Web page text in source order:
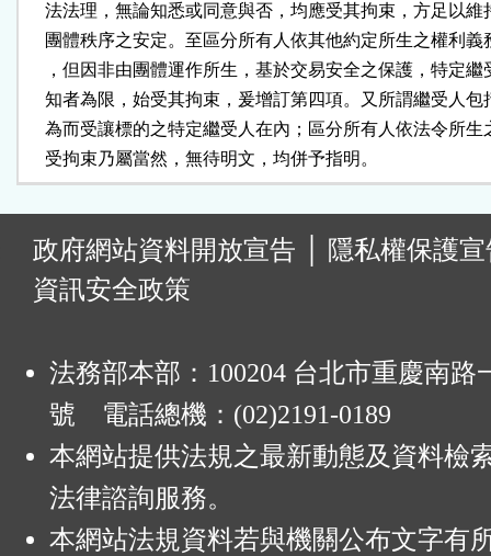
法法理，無論知悉或同意與否，均應受其拘束，方足以
團體秩序之安定。至區分所有人依其他約定所生之權利
，但因非由團體運作所生，基於交易安全之保護，特定
知者為限，始受其拘束，爰增訂第四項。又所謂繼受人
為而受讓標的之特定繼受人在內；區分所有人依法令所
    受拘束乃屬當然，無待明文，均併予指明。
政府網站資料開放宣告
隱私權保護
資訊安全政策
法務部本部：100204 台北市重慶南路
號 電話總機：(02)2191-0189
本網站提供法規之最新動態及資料檢
法律諮詢服務。
本網站法規資料若與機關公布文字有